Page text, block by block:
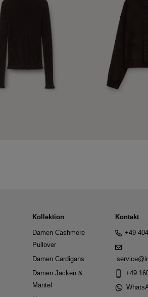
Kollektion
Damen Cashmere
Pullover
Damen Cardigans
Damen Jacken &
Mäntel
Kontakt
+49
+49